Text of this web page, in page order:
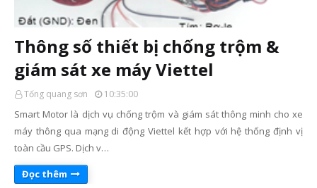
Thông số thiết bị chống trộm &
giám sát xe máy Viettel
Tống quang sơn 10:35:00
Smart Motor là dịch vụ chống trộm và giám sát thông minh cho xe
máy thông qua mạng di động Viettel kết hợp với hệ thống định vị
toàn cầu GPS. Dịch v…
Đọc thêm